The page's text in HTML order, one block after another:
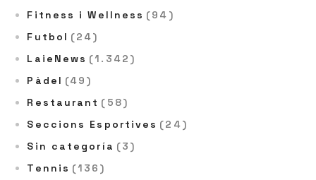
Fitness i Wellness (94)
Futbol (24)
LaieNews (1.342)
Pàdel (49)
Restaurant (58)
Seccions Esportives (24)
Sin categoría (3)
Tennis (136)